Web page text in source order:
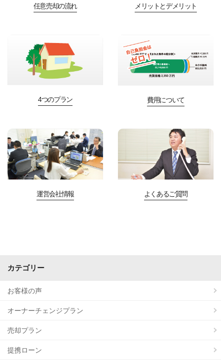
任意売却の流れ メリットとデメリット
4つのプラン 費用について
運営会社情報 よくあるご質問
カテゴリー
お客様の声
オーナーチェンジプラン
売却プラン
提携ローン